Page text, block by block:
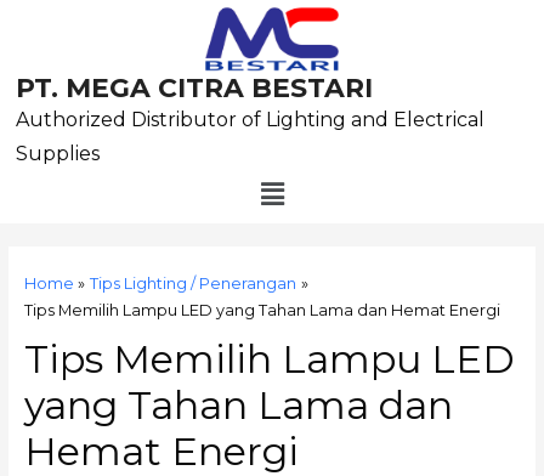
PT. MEGA CITRA BESTARI
Authorized Distributor of Lighting and Electrical
Supplies
Menu
Home
Tips Lighting / Penerangan
Tips Memilih Lampu LED yang Tahan Lama dan Hemat Energi
Tips Memilih Lampu LED
yang Tahan Lama dan
Hemat Energi